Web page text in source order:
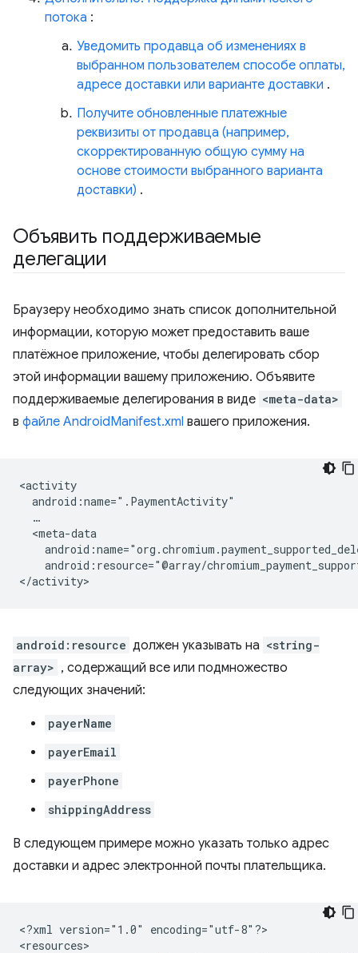
потока :
Уведомить продавца об изменениях в
выбранном пользователем способе оплаты,
адресе доставки или варианте доставки .
Получите обновленные платежные
реквизиты от продавца (например,
скорректированную общую сумму на
основе стоимости выбранного варианта
доставки) .
Объявить поддерживаемые
делегации
Браузеру необходимо знать список дополнительной
информации, которую может предоставить ваше
платёжное приложение, чтобы делегировать сбор
этой информации вашему приложению. Объявите
поддерживаемые делегирования в виде <meta-data>
в файле AndroidManifest.xml вашего приложения.
android:resource="@array/
android:resource должен указывать на <string-
array> , содержащий все или подмножество
следующих значений:
payerName
payerEmail
payerPhone
shippingAddress
В следующем примере можно указать только адрес
доставки и адрес электронной почты плательщика.
<?xml version="1.0"
encoding="utf-8"?>